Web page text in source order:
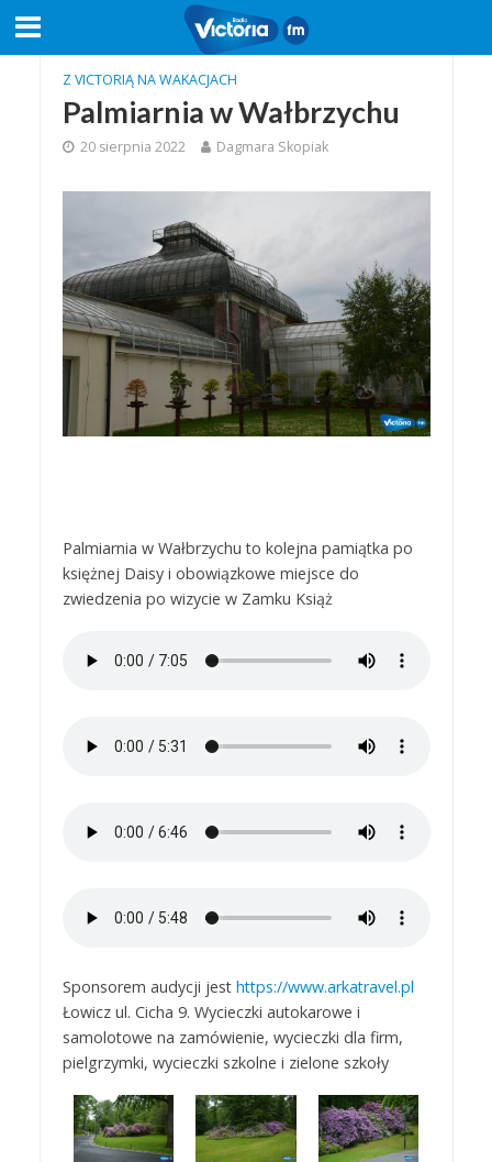
Z VICTORIĄ NA WAKACJACH
Palmiarnia w Wałbrzychu
20 sierpnia 2022 Dagmara Skopiak
Palmiarnia w Wałbrzychu to kolejna pamiątka po
księżnej Daisy i obowiązkowe miejsce do
zwiedzenia po wizycie w Zamku Książ
Sponsorem audycji jest https://www.arkatravel.pl
Łowicz ul. Cicha 9. Wycieczki autokarowe i
samolotowe na zamówienie, wycieczki dla firm,
pielgrzymki, wycieczki szkolne i zielone szkoły